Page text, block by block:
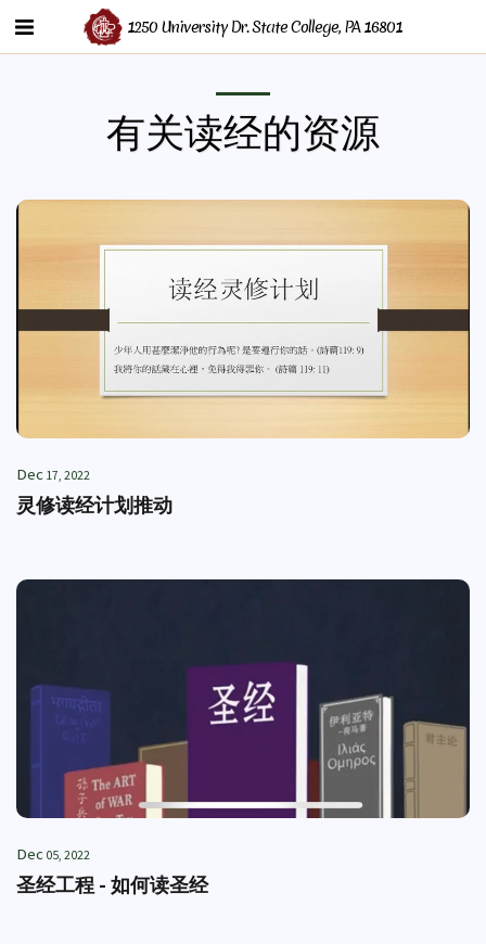
1250 University Dr. State College, PA 16801
有关读经的资源
Dec 17, 2022
灵修读经计划推动
Dec 05, 2022
圣经工程 - 如何读圣经